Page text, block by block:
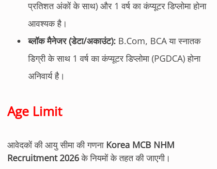
प्रतिशत अंकों के साथ) और 1 वर्ष का कंप्यूटर डिप्लोमा होना
आवश्यक है।
ब्लॉक मैनेजर (डेटा/अकाउंट): B.Com, BCA या स्नातक
डिग्री के साथ 1 वर्ष का कंप्यूटर डिप्लोमा (PGDCA) होना
अनिवार्य है।
Age Limit
आवेदकों की आयु सीमा की गणना Korea MCB NHM
Recruitment 2026के नियमों के तहत की जाएगी।